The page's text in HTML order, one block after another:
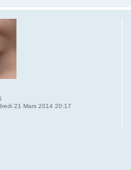
21 Mars 2014 20:17